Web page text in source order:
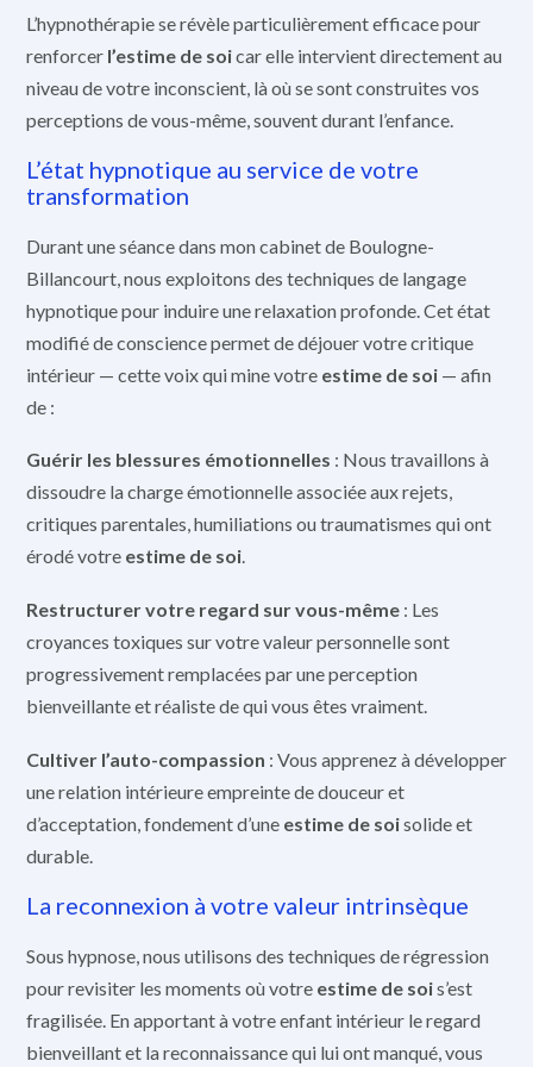
L’hypnothérapie se révèle particulièrement efficace pour
renforcer l’estime de soicar elle intervient directement au
niveau de votre inconscient, là où se sont construites vos
perceptions de vous-même, souvent durant l’enfance.
L’état hypnotique au service de votre
transformation
Durant une séance dans mon cabinet de Boulogne-
Billancourt, nous exploitons des techniques de langage
hypnotique pour induire une relaxation profonde. Cet état
modifié de conscience permet de déjouer votre critique
intérieur — cette voix qui mine votre estime de soi — afin
de :
Guérir les blessures émotionnelles : Nous travaillons à
dissoudre la charge émotionnelle associée aux rejets,
critiques parentales, humiliations ou traumatismes qui ont
érodé votre estime de soi.
Restructurer votre regard sur vous-même : Les
croyances toxiques sur votre valeur personnelle sont
progressivement remplacées par une perception
bienveillante et réaliste de qui vous êtes vraiment.
Cultiver l’auto-compassion : Vous apprenez à développer
une relation intérieure empreinte de douceur et
d’acceptation, fondement d’une estime de soisolide et
durable.
La reconnexion à votre valeur intrinsèque
Sous hypnose, nous utilisons des techniques de régression
pour revisiter les moments où votre estime de sois’est
fragilisée. En apportant à votre enfant intérieur le regard
bienveillant et la reconnaissance qui lui ont manqué, vous